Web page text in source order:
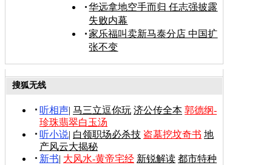
华远拿地空手而归 任志强披露
失败内幕
家乐福叫卖新马泰分店 中国扩
张不变
搜狐无线
听相声| 马三立逗你玩 济公传全本 郭德纲-
珍珠翡翠白玉汤
听小说| 白领职场必杀技 盗墓挖坟奇书 地
产风云大揭秘
新书| 大风水-黄帝宅经 新锐解读 都市特种